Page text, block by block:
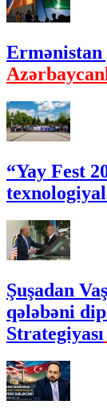
Ermənistan
“Yay Fest
Şuşadan
qələbəni
Strategiyası